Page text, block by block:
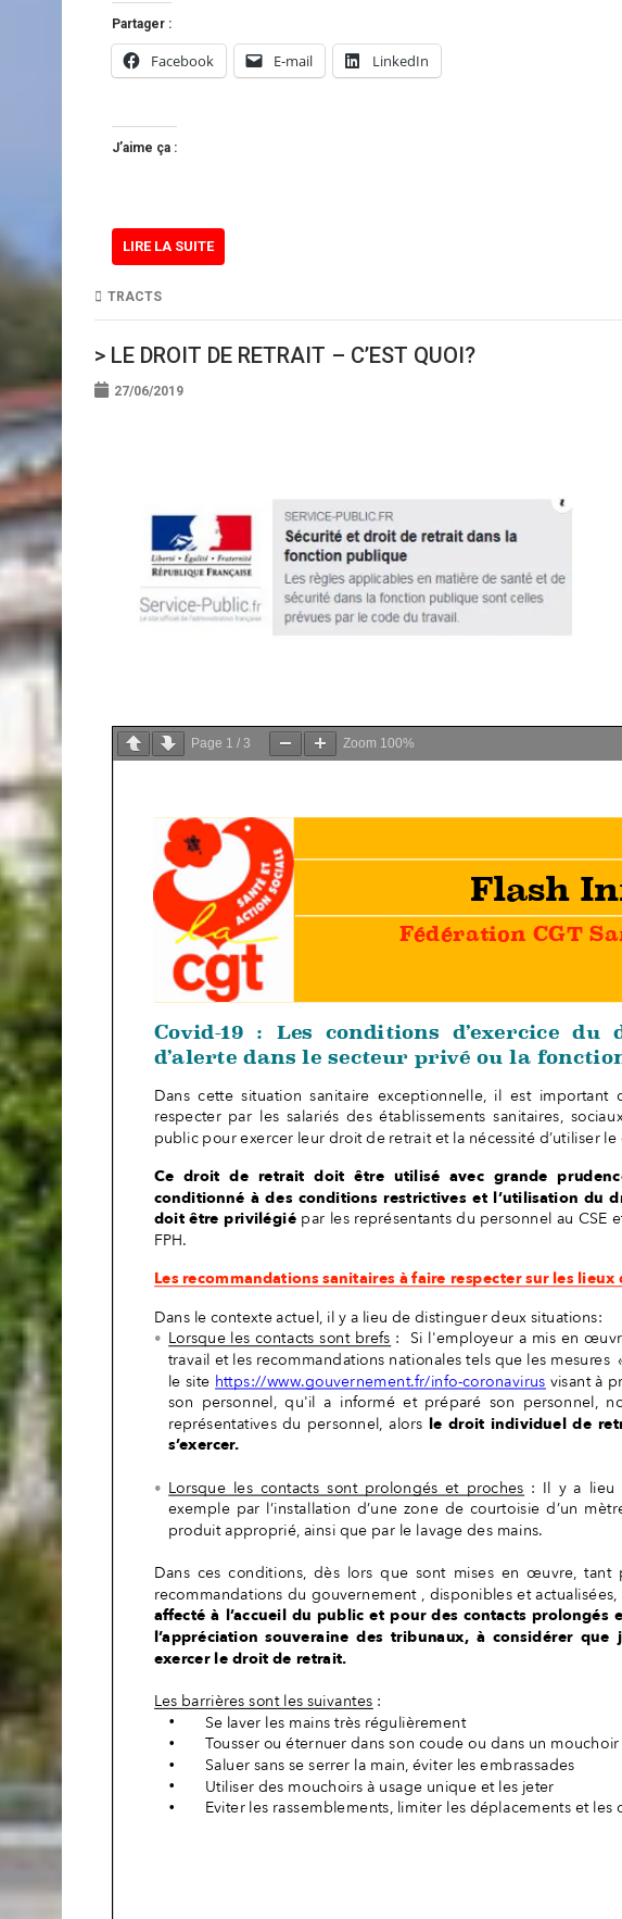
Partager :
Facebook E-mail LinkedIn
J’aime ça :
LIRE LA SUITE
TRACTS
> LE DROIT DE RETRAIT – C’EST QUOI?
27/06/2019
Page 1 / 3 Zoom 100%